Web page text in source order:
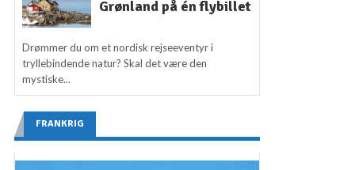
Grønland på én flybillet
Drømmer du om et nordisk rejseeventyr i
tryllebindende natur? Skal det være den
mystiske...
FRANKRIG